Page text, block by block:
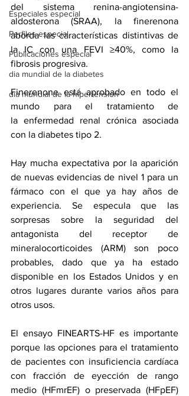
Especiales especial
Perfiles especial
Publicaciones especial
dia mundial de la diabetes
dia mundial de la hipertension
del sistema renina-angiotensina-
aldosterona (SRAA), la finerenona
aborda las características distintivas de
la IC con una FEVI ≥40%, como la
fibrosis progresiva.
Finerenone está aprobado en todo el
mundo para el tratamiento de
la enfermedad renal crónica asociada
con la diabetes tipo 2.
Hay mucha expectativa por la aparición
de nuevas evidencias de nivel 1 para un
fármaco con el que ya hay años de
experiencia. Se especula que las
sorpresas sobre la seguridad del
antagonista del receptor de
mineralocorticoides (ARM) son poco
probables, dado que ya ha estado
disponible en los Estados Unidos y en
otros lugares durante varios años para
otros usos.
El ensayo FINEARTS-HF es importante
porque las opciones para el tratamiento
de pacientes con insuficiencia cardíaca
con fracción de eyección de rango
medio (HFmrEF) o preservada (HFpEF)